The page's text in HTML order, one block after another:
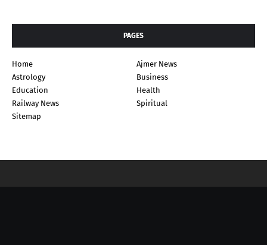
PAGES
Home
Ajmer News
Astrology
Business
Education
Health
Railway News
Spiritual
Sitemap